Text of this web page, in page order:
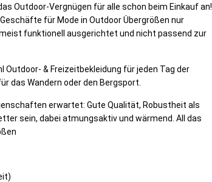
Outdoor-Vergnügen für alle schon beim Einkauf an!
für Mode in Outdoor Übergrößen nur
funktionell ausgerichtet und nicht passend zur
Outdoor- & Freizeitbekleidung für jeden Tag der
das Wandern oder den Bergsport.
erwartet: Gute Qualität, Robustheit als
sein, dabei atmungsaktiv und wärmend. All das